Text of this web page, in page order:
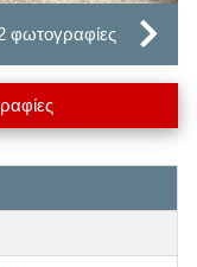
φωτογραφίες